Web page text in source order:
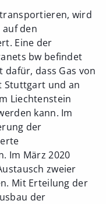
wird
den
Eine der
bw befindet
dass Gas von
Stuttgart und an
Liechtenstein
kann. Im
der
Im März 2020
zweier
Mit Erteilung der
der